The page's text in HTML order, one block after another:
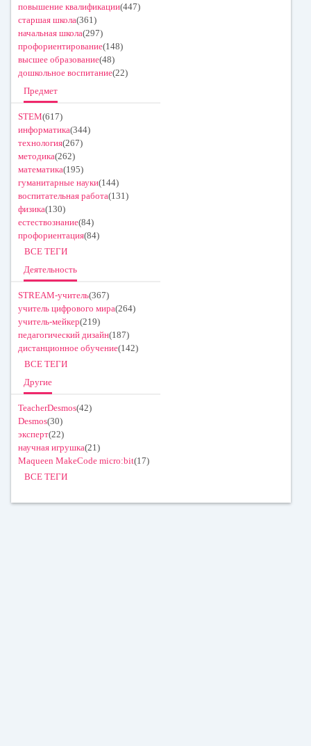
повышение квалификации(447)
старшая школа(361)
начальная школа(297)
профориентирование(148)
высшее образование(48)
дошкольное воспитание(22)
Предмет
STEM(617)
информатика(344)
технология(267)
методика(262)
математика(195)
гуманитарные науки(144)
воспитательная работа(131)
физика(130)
естествознание(84)
профориентация(84)
ВСЕ ТЕГИ
Деятельность
STREAM-учитель(367)
учитель цифрового мира(264)
учитель-мейкер(219)
педагогический дизайн(187)
дистанционное обучение(142)
ВСЕ ТЕГИ
Другие
TeacherDesmos(42)
Desmos(30)
эксперт(22)
научная игрушка(21)
Maqueen MakeCode micro:bit(17)
ВСЕ ТЕГИ